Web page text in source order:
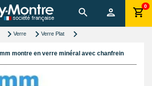
0
Verre Verre Plat
montre en verre minéral avec chanfrein